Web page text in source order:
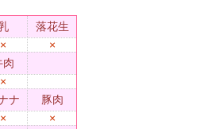
落花生
×
×
肉
×
ナ
豚肉
×
×